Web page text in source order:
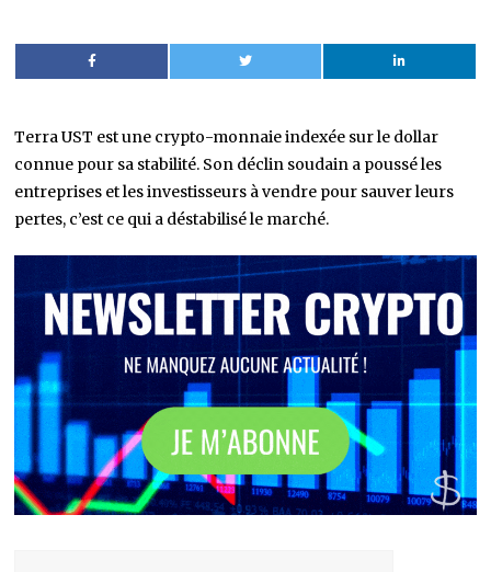
Terra UST est une crypto-monnaie indexée sur le dollar
connue pour sa stabilité. Son déclin soudain a poussé les
entreprises et les investisseurs à vendre pour sauver leurs
pertes, c’est ce qui a déstabilisé le marché.